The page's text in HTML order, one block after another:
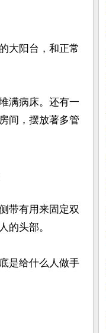
大阳台，和正常
满病床。还有一
间，摆放著多管
带有用来固定双
的头部。
是给什么人做手